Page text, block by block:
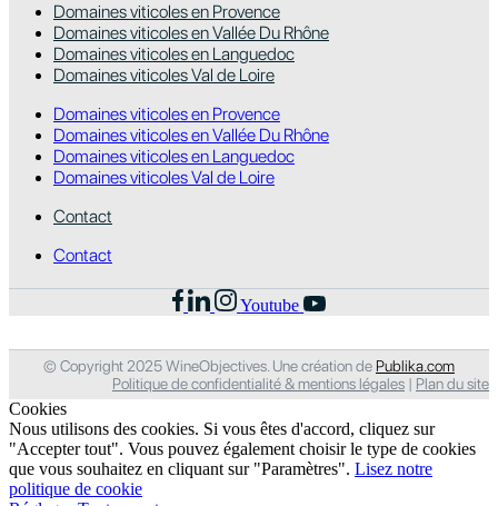
Domaines viticoles en Provence
Domaines viticoles en Vallée Du Rhône
Domaines viticoles en Languedoc
Domaines viticoles Val de Loire
Domaines viticoles en Provence
Domaines viticoles en Vallée Du Rhône
Domaines viticoles en Languedoc
Domaines viticoles Val de Loire
Contact
Contact
Youtube
© Copyright 2025 WineObjectives. Une création de Publika.com
Politique de confidentialité & mentions légales | Plan du site
Cookies
Nous utilisons des cookies. Si vous êtes d'accord, cliquez sur
"Accepter tout". Vous pouvez également choisir le type de cookies
que vous souhaitez en cliquant sur "Paramètres". Lisez notre
politique de cookie